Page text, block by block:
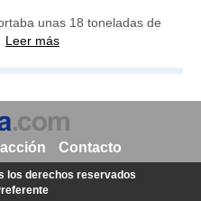
unas 18 toneladas de
Leer más
Contacto
los derechos reservados